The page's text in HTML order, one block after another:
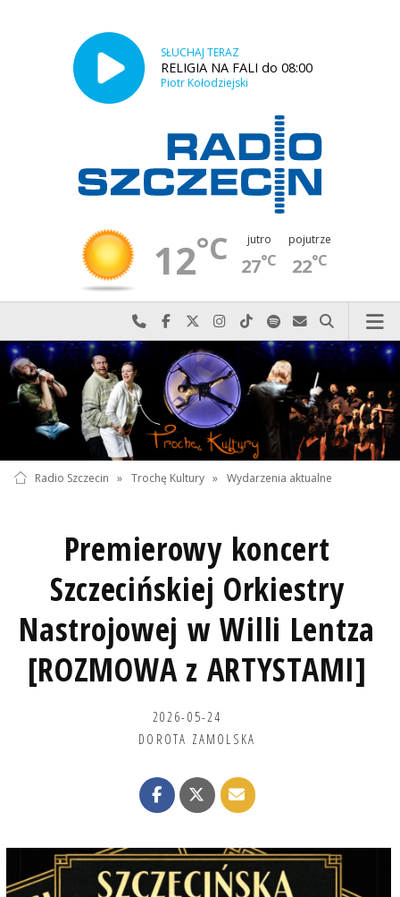
SŁUCHAJ TERAZ
RELIGIA NA FALI do 08:00
Piotr Kołodziejski
12°C jutro
27°C
pojutrze
22°C
Najlepiej po prostu do nas zadzwoń
Odwiedź nas na Facebook-u
Odwiedź nas na X
Odwiedź nas na Instagram-ie
Odwiedź nas na TikTok-u
Szukaj nas na Spotify
Wyślij do nas
Szukaj
Radio Szczecin » Trochę Kultury » Wydarzenia aktualne
Premierowy koncert
Szczecińskiej Orkiestry
Nastrojowej w Willi Lentza
[ROZMOWA z ARTYSTAMI]
2026-05-24
DOROTA ZAMOLSKA